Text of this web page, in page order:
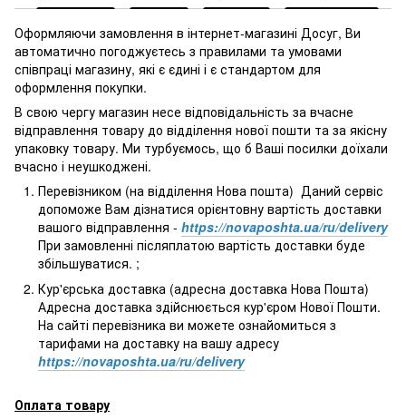
Оформляючи замовлення в інтернет-магазині Досуг, Ви
автоматично погоджуєтесь з правилами та умовами
співпраці магазину, які є єдині і є стандартом для
оформлення покупки.
В свою чергу магазин несе відповідальність за вчасне
відправлення товару до відділення нової пошти та за якісну
упаковку товару. Ми турбуємось, що б Ваші посилки доїхали
вчасно і неушкоджені.
Перевізником (на відділення Нова пошта) Даний сервіс
допоможе Вам дізнатися орієнтовну вартість доставки
вашого відправлення - https://novaposhta.ua/ru/delivery
При замовленні післяплатою вартість доставки буде
збільшуватися. ;
Кур'єрська доставка (адресна доставка Нова Пошта)
Адресна доставка здійснюється кур'єром Нової Пошти.
На сайті перевізника ви можете ознайомиться з
тарифами на доставку на вашу адресу
https://novaposhta.ua/ru/delivery
Оплата товару